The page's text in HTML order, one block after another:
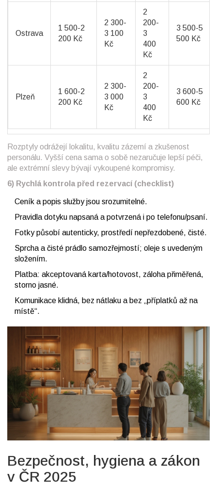
Ostrava
1 500-2
200 Kč
2 300-
3 100
Kč
2
200-
3
400
Kč
3 500-5
500 Kč
Plzeň
1 600-2
200 Kč
2 300-
3 000
Kč
2
200-
3
400
Kč
3 600-5
600 Kč
Rozptyly odrážejí lokalitu, kvalitu zázemí a zkušenost
personálu. Vyšší cena sama o sobě nezaručuje lepší péči,
ale extrémní slevy bývají vykoupené kompromisy.
6) Rychlá kontrola před rezervací (checklist)
Ceník a popis služby jsou srozumitelné.
Pravidla dotyku napsaná a potvrzená i po telefonu/psaní.
Fotky působí autenticky, prostředí nepřezdobené, čisté.
Sprcha a čisté prádlo samozřejmostí; oleje s uvedeným
složením.
Platba: akceptovaná karta/hotovost, záloha přiměřená,
storno jasné.
Komunikace klidná, bez nátlaku a bez „příplatků až na
místě“.
Bezpečnost, hygiena a zákon
v ČR 2025